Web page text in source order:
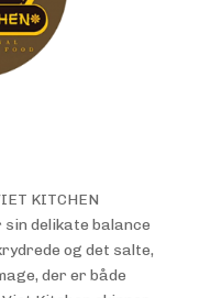
KITCHEN
delikate balance
og det salte,
der er både